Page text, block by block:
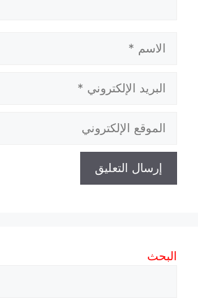
الإلكتروني
الإلكتروني
البحث